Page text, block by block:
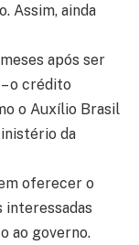
Assim, ainda
após ser
o crédito
o Auxílio Brasil
da
oferecer o
interessadas
ao governo.